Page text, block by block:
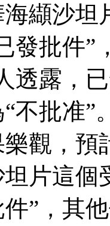
纈沙坦
發批件”
透露，
不批准”
觀，預
片這個
”，其